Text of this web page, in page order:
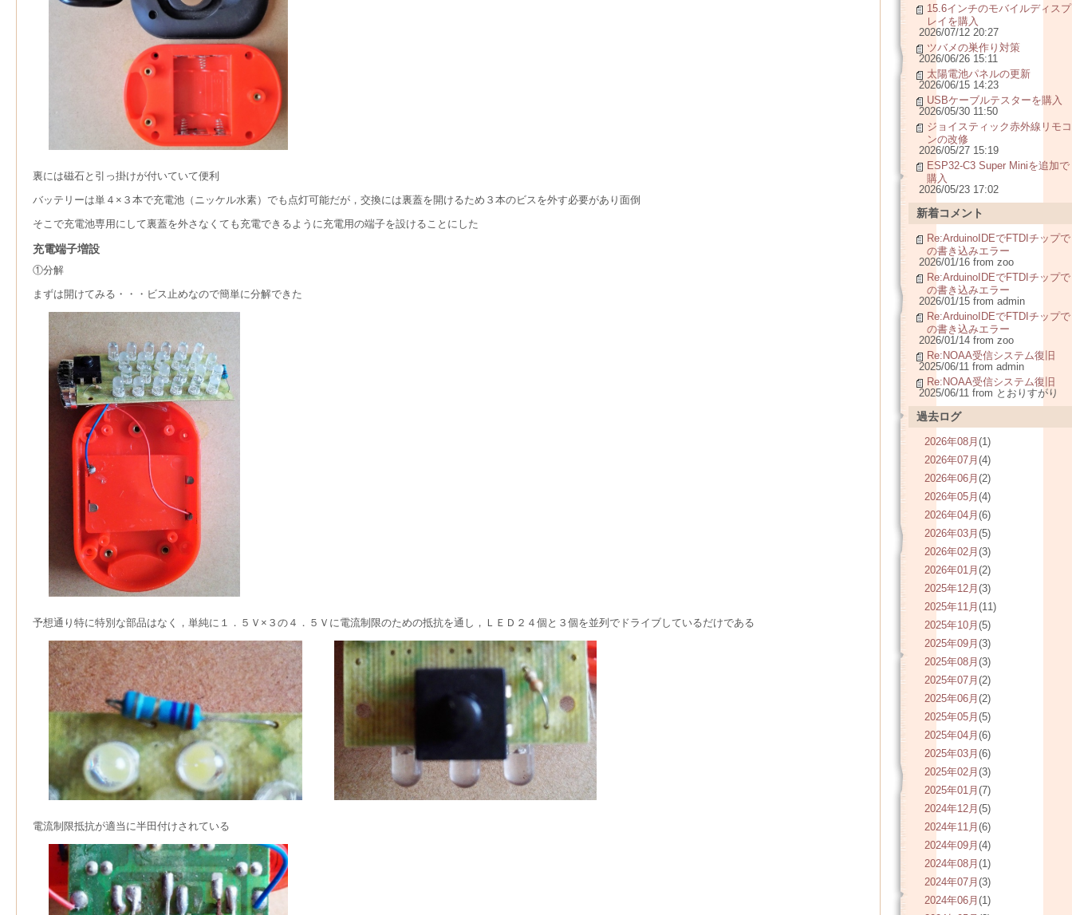
裏には磁石と引っ掛けが付いていて便利
バッテリーは単４×３本で充電池（ニッケル水素）でも点灯可能だが，交換には裏蓋を開けるため３本のビスを外す必要があり面倒
そこで充電池専用にして裏蓋を外さなくても充電できるように充電用の端子を設けることにした
充電端子増設
①分解
まずは開けてみる・・・ビス止めなので簡単に分解できた
予想通り特に特別な部品はなく，単純に１．５Ｖ×３の４．５Ｖに電流制限のための抵抗を通し，ＬＥＤ２４個と３個を並列でドライブしているだけである
電流制限抵抗が適当に半田付けされている
15.6インチのモバイルディスプ
レイを購入
2026/07/12 20:27
ツバメの巣作り対策
2026/06/26 15:11
太陽電池パネルの更新
2026/06/15 14:23
USBケーブルテスターを購入
2026/05/30 11:50
ジョイスティック赤外線リモコ
ンの改修
2026/05/27 15:19
ESP32-C3 Super Miniを追加で
購入
2026/05/23 17:02
新着コメント
Re:ArduinoIDEでFTDIチップで
の書き込みエラー
2026/01/16 from zoo
Re:ArduinoIDEでFTDIチップで
の書き込みエラー
2026/01/15 from admin
Re:ArduinoIDEでFTDIチップで
の書き込みエラー
2026/01/14 from zoo
Re:NOAA受信システム復旧
2025/06/11 from admin
Re:NOAA受信システム復旧
2025/06/11 from とおりすがり
過去ログ
2026年08月 (1)
2026年07月 (4)
2026年06月 (2)
2026年05月 (4)
2026年04月 (6)
2026年03月 (5)
2026年02月 (3)
2026年01月 (2)
2025年12月 (3)
2025年11月 (11)
2025年10月 (5)
2025年09月 (3)
2025年08月 (3)
2025年07月 (2)
2025年06月 (2)
2025年05月 (5)
2025年04月 (6)
2025年03月 (6)
2025年02月 (3)
2025年01月 (7)
2024年12月 (5)
2024年11月 (6)
2024年09月 (4)
2024年08月 (1)
2024年07月 (3)
2024年06月 (1)